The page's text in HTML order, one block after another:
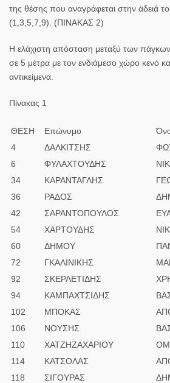
της θέσης που αναγράφεται στην άδειά
(1,3,5,7,9). (ΠΙΝΑΚΑΣ 2)
Η ελάχιστη απόσταση μεταξύ των
σε 5 μέτρα με τον ενδιάμεσο χώρο κενό
αντικείμενα.
Πίνακας 1
ΘΕΣΗ Επώνυμο
4
ΔΑΛΚΙΤΣΗΣ
6
ΦΥΛΑΧΤΟΥΔΗΣ
34
ΚΑΡΑΝΤΑΓΛΗΣ
36
ΡΑΔΟΣ
42
ΣΑΡΑΝΤΟΠΟΥΛΟΣ
54
ΧΑΡΤΟΥΔΗΣ
60
ΔΗΜΟΥ
72
ΓΚΑΛΙΝΙΚΗΣ
92
ΣΚΕΡΛΕΤΙΔΗΣ
94
ΚΑΜΠΑΧΤΣΙΔΗΣ
102
ΜΠΟΚΑΣ
106
ΝΟΥΣΗΣ
110
ΧΑΤΖΗΖΑΧΑΡΙΟΥ
114
ΚΑΤΣΟΛΑΣ
118
ΣΙΓΟΥΡΑΣ